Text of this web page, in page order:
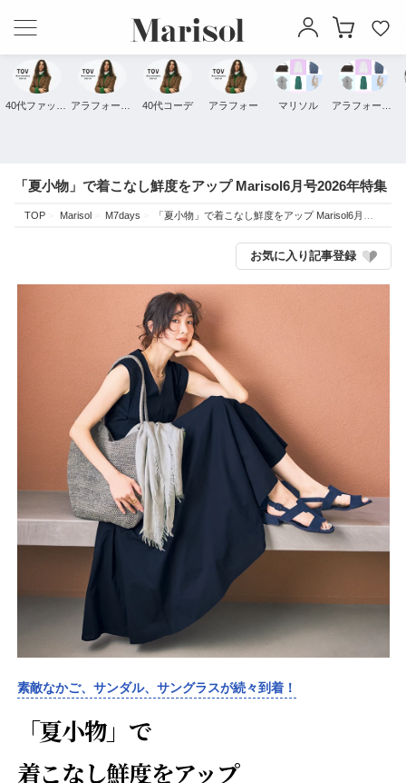
40代コーデ アラフォー マリソル
「夏小物」で着こなし鮮度をアップ Marisol6月号2026年特集
TOP Marisol M7days 「夏小物」で着こなし鮮度をアップ Marisol6月号2026年特集
お気に入り記事登録
素敵なかご、サンダル、サングラスが続々到着！
「夏小物」で
着こなし鮮度をアップ